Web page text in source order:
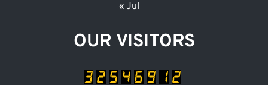
« Jul
OUR VISITORS